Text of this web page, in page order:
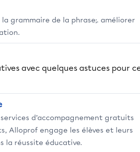
grammaire de la phrase;. améliorer
avec quelques astuces pour
d’accompagnement gratuits
Alloprof engage les élèves et leurs
la réussite éducative.